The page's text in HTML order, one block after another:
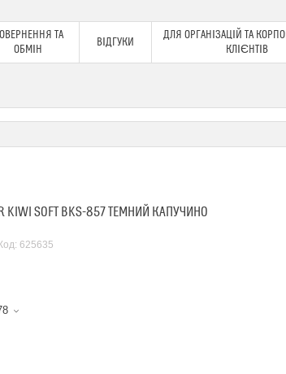
ТА
ОБМІН
ВІДГУКИ
ДЛЯ ОРГАНІЗАЦІЙ ТА
КЛІЄНТІВ
KIWI SOFT BKS-857 ТЕМНИЙ КАПУЧИНО
Код: 625635